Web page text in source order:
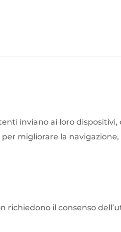
inviano ai loro
migliorare la
il consenso